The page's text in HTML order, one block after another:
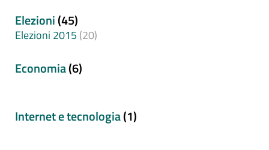
Elezioni(45)
Elezioni 2015 (20)
Economia(6)
Internet e tecnologia(1)